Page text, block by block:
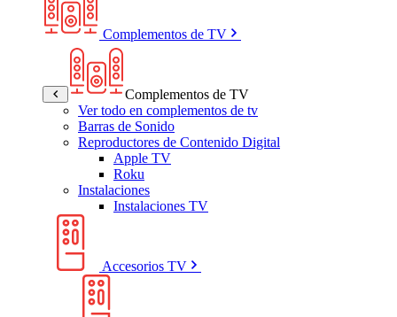
Complementos de TV
Complementos de TV
Ver todo en complementos de tv
Barras de Sonido
Reproductores de Contenido Digital
Apple TV
Roku
Instalaciones
Instalaciones TV
Accesorios TV